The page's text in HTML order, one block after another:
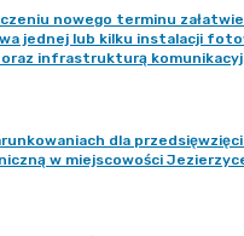
nowego terminu
jednej lub kilku instalacji
infrastrukturą
dla
w miejscowości